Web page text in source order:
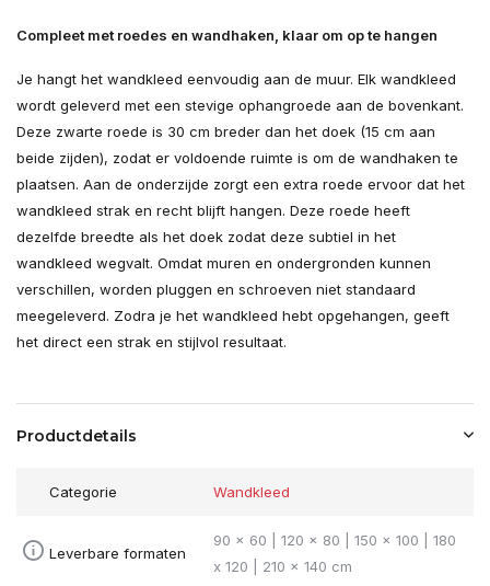
Compleet met roedes en wandhaken, klaar om op te hangen
Je hangt het wandkleed eenvoudig aan de muur. Elk wandkleed
wordt geleverd met een stevige ophangroede aan de bovenkant.
Deze zwarte roede is 30 cm breder dan het doek (15 cm aan
beide zijden), zodat er voldoende ruimte is om de wandhaken te
plaatsen. Aan de onderzijde zorgt een extra roede ervoor dat het
wandkleed strak en recht blijft hangen. Deze roede heeft
dezelfde breedte als het doek zodat deze subtiel in het
wandkleed wegvalt. Omdat muren en ondergronden kunnen
verschillen, worden pluggen en schroeven niet standaard
meegeleverd. Zodra je het wandkleed hebt opgehangen, geeft
het direct een strak en stijlvol resultaat.
Productdetails
Categorie Wandkleed
Leverbare formaten
90 x 60 | 120 x 80 | 150 x 100 | 180
x 120 | 210 x 140 cm